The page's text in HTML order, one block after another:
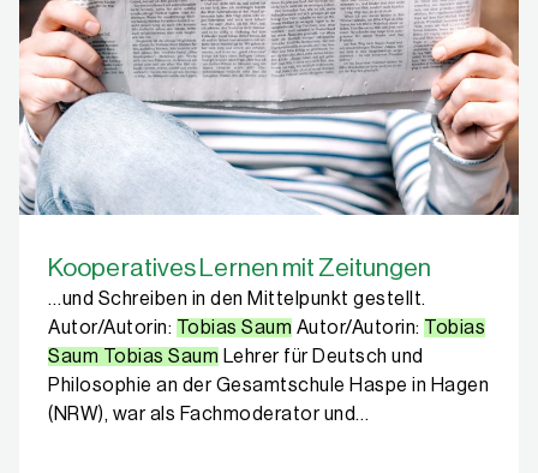
Kooperatives Lernen mit Zeitungen
…und Schreiben in den Mittelpunkt gestellt.
Autor/Autorin: Tobias Saum Autor/Autorin: Tobias
Saum Tobias Saum Lehrer für Deutsch und
Philosophie an der Gesamtschule Haspe in Hagen
(NRW), war als Fachmoderator und…